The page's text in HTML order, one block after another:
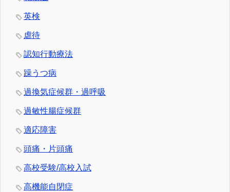
英検
虐待
認知行動療法
躁うつ病
過換気症候群・過呼吸
過敏性腸症候群
適応障害
頭痛・片頭痛
高校受験/高校入試
高機能自閉症